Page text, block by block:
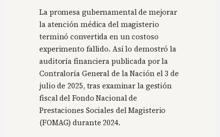
La promesa gubernamental de mejorar
la atención médica del magisterio
terminó convertida en un costoso
experimento fallido. Así lo demostró la
auditoría financiera publicada por la
Contraloría General de la Nación el 3 de
julio de 2025, tras examinar la gestión
fiscal del Fondo Nacional de
Prestaciones Sociales del Magisterio
(FOMAG) durante 2024.